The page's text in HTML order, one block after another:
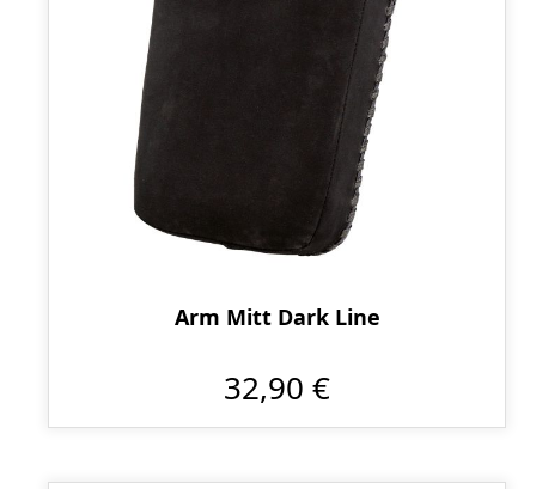
Arm Mitt Dark Line
32,90 €